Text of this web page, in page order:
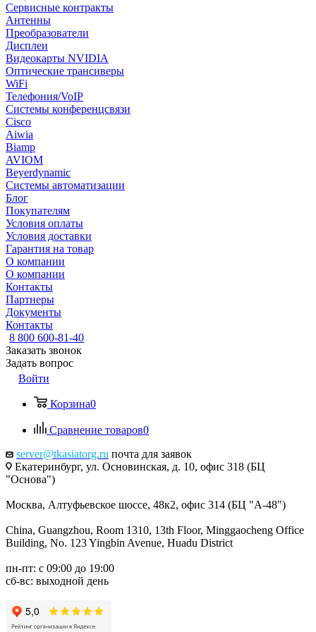
Сервисные контракты
Антенны
Преобразователи
Дисплеи
Видеокарты NVIDIA
Оптические трансиверы
WiFi
Телефония/VoIP
Системы конференцсвязи
Cisco
Aiwia
Biamp
AVIOM
Beyerdynamic
Системы автоматизации
Блог
Покупателям
Условия оплаты
Условия доставки
Гарантия на товар
О компании
О компании
Контакты
Партнеры
Документы
Контакты
8 800 600-81-40
Заказать звонок
Задать вопрос
Войти
Корзина0
Сравнение товаров0
server@tkasiatorg.ru почта для заявок
Екатеринбург, ул. Основинская, д. 10, офис 318 (БЦ
"Основа")
Москва, Алтуфьевское шоссе, 48к2, офис 314 (БЦ "А-48")
China, Guangzhou, Room 1310, 13th Floor, Minggaocheng Office
Building, No. 123 Yingbin Avenue, Huadu District
пн-пт: с 09:00 до 19:00
сб-вс: выходной день